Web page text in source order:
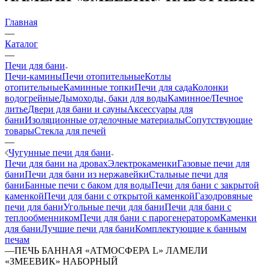
Главная
—
Каталог
—
Печи для бани
Печи-каминыПечи отопительныеКотлы
отопительныеКаминные топкиПечи для садаКолонки
водогрейныеДымоходы, баки для водыКаминное/Печное
литьеДвери для бани и сауныАксессуары для
баниИзоляционные отделочные материалыСопутствующие
товарыСтекла для печей
—
Чугунные печи для бани
Печи для бани на дровахЭлектрокаменкиГазовые печи для
баниПечи для бани из нержавейкиСтальные печи для
баниБанные печи с баком для водыПечи для бани с закрытой
каменкойПечи для бани с открытой каменкойГазодровяные
печи для баниУгольные печи для баниПечи для бани с
теплообменникомПечи для бани с парогенераторомКаменки
для баниЛучшие печи для баниКомплектующие к банным
печам
—ПЕЧЬ БАННАЯ «АТМОСФЕРА L» ЛАМЕЛИ
«ЗМЕЕВИК» НАБОРНЫЙ